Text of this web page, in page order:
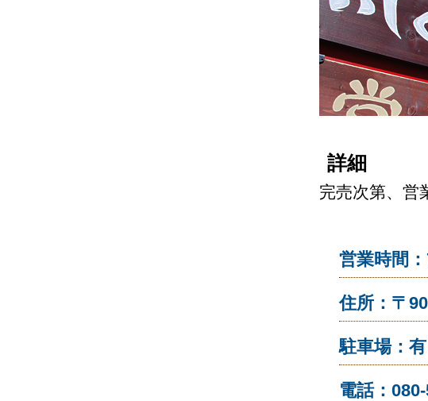
詳細
完売次第、営
営業時間
住所：〒
駐車場：有
電話：